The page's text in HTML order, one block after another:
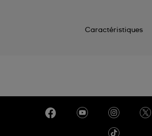
Caractéristiques